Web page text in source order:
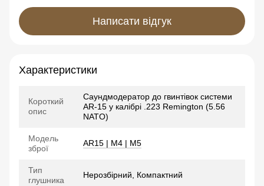
Написати відгук
Характеристики
Короткий
опис
Саундмодератор до гвинтівок системи
AR-15 у калібрі .223 Remington (5.56
NATO)
Модель
зброї
AR15 | M4 | M5
Тип
глушника
Нерозбірний, Компактний